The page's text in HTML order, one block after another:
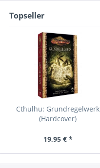
Topseller
Cthulhu: Grundregelwerk
(Hardcover)
19,95 € *